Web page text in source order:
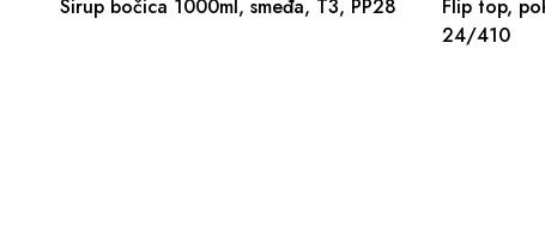
Sirup bočica 1000ml, smeđa, T3, PP28
Flip top,
24/410